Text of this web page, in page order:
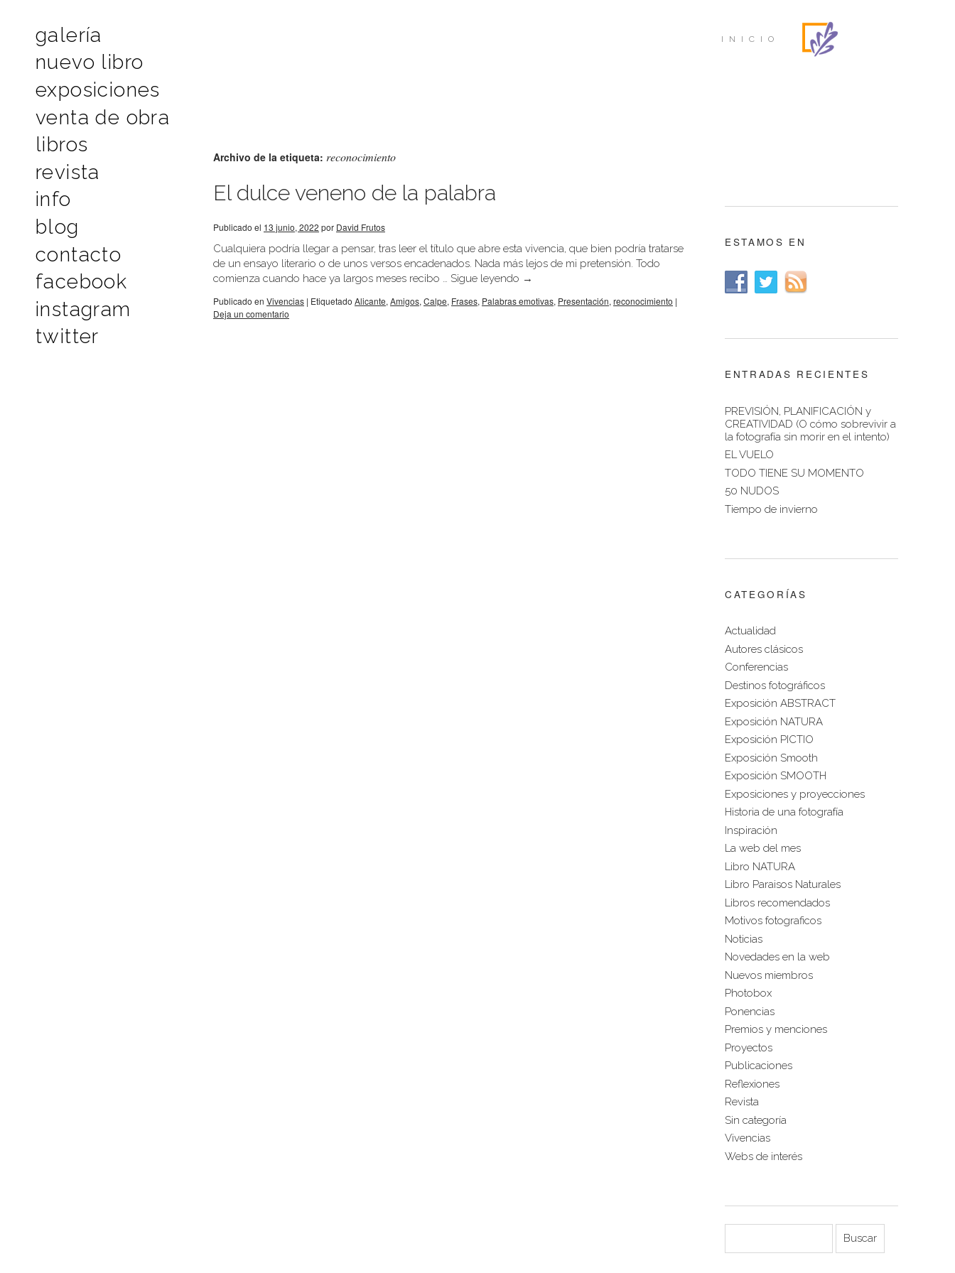
galería
nuevo libro
exposiciones
venta de obra
libros
revista
info
blog
contacto
facebook
instagram
twitter
INICIO
Archivo de la etiqueta: reconocimiento
El dulce veneno de la palabra
Publicado el 13 junio, 2022 por David Frutos
Cualquiera podría llegar a pensar, tras leer el título que abre esta vivencia, que bien podría tratarse
de un ensayo literario o de unos versos encadenados. Nada más lejos de mi pretensión. Todo
comienza cuando hace ya largos meses recibo … Sigue leyendo →
Publicado en Vivencias | Etiquetado Alicante, Amigos, Calpe, Frases, Palabras emotivas, Presentación, reconocimiento |
Deja un comentario
ESTAMOS EN
ENTRADAS RECIENTES
PREVISIÓN, PLANIFICACIÓN y
CREATIVIDAD (O cómo sobrevivir a
la fotografía sin morir en el intento)
EL VUELO
TODO TIENE SU MOMENTO
50 NUDOS
Tiempo de invierno
CATEGORÍAS
Actualidad
Autores clásicos
Conferencias
Destinos fotográficos
Exposición ABSTRACT
Exposición NATURA
Exposición PICTIO
Exposición Smooth
Exposición SMOOTH
Exposiciones y proyecciones
Historia de una fotografía
Inspiración
La web del mes
Libro NATURA
Libro Paraisos Naturales
Libros recomendados
Motivos fotograficos
Noticias
Novedades en la web
Nuevos miembros
Photobox
Ponencias
Premios y menciones
Proyectos
Publicaciones
Reflexiones
Revista
Sin categoría
Vivencias
Webs de interés